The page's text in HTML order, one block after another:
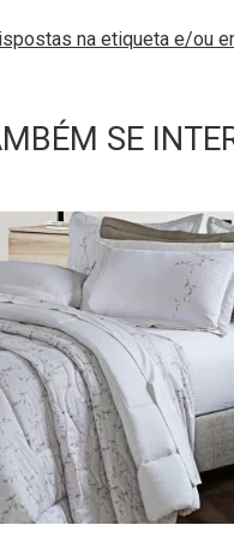
na etiqueta e/ou
SE